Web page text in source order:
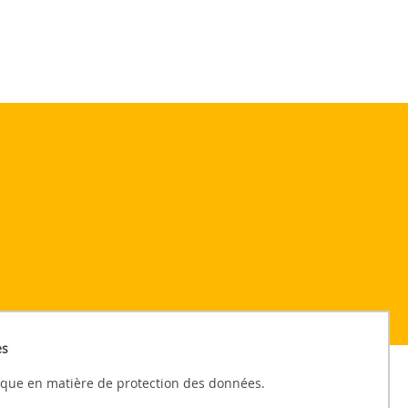
en matière de protection des données.